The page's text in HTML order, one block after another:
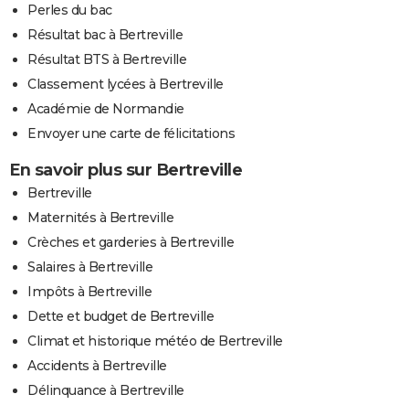
Perles du bac
Résultat bac à Bertreville
Résultat BTS à Bertreville
Classement lycées à Bertreville
Académie de Normandie
Envoyer une carte de félicitations
En savoir plus sur Bertreville
Bertreville
Maternités à Bertreville
Crèches et garderies à Bertreville
Salaires à Bertreville
Impôts à Bertreville
Dette et budget de Bertreville
Climat et historique météo de Bertreville
Accidents à Bertreville
Délinquance à Bertreville